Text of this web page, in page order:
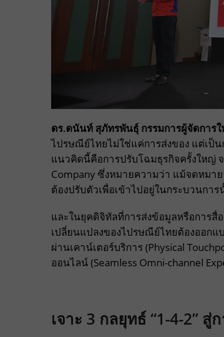
ดร.ดนันท์ สุภัทรพันธุ์ กรรมการผู้จัดการ
ไปรษณีย์ไทยไม่ใช่แค่การส่งของ แต่เป็
แนวคิดนี้คือการปรับโฉมธุรกิจครั้งใหญ่ จ
Company ซึ่งหมายความว่า แม้จดหมา
ต้องปรับตัวเพื่อเข้าไปอยู่ในกระบวนการ
และในยุคดิจิทัลที่การส่งข้อมูลหรือการสื่
เปลี่ยนแปลงของไปรษณีย์ไทยต้องออก
ผ่านเคาน์เตอร์บริการ (Physical
ออนไลน์ (Seamless Omni-channel
เจาะ 3 กลยุทธ์ “1-4-2”